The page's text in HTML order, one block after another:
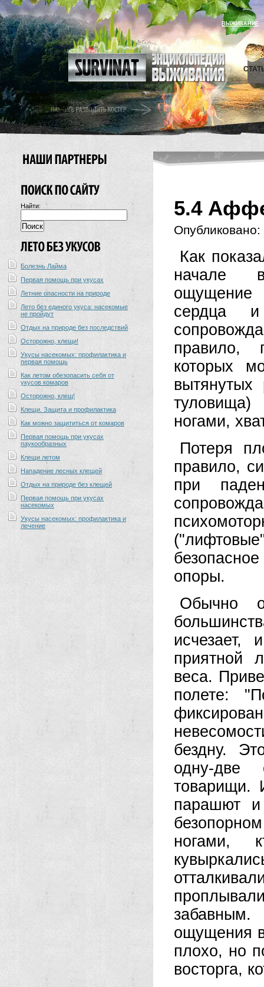
ВЫЖИВАНИЕ
Найти:
Болезнь Лайма
Первая помощь при укусах
Летние опасности на природе
Лето без единого укуса: насекомые
не пройдут
Отдых на природе без последствий
Осторожно, клещи!
Укусы насекомых: профилактика и
первая помощь
Как летом обезопасить себя от
укусов комаров
Осторожно, клещ!
Клещи. Защита и профилактика
Как можно защититься от комаров
Первая помощь при укусах
паукообразных
Клещи летом
Нападение лесных клещей
Отдых на природе без клещей
Первая помощь при укусах
насекомых
Укусы насекомых: профилактика и
лечение
5.4
Опубликовано:
Как
начале
ощущение
сердца и
правило,
которых
вытянутых
ногами,
Потеря
правило,
при
опоры.
Обычно
исчезает,
приятной
веса.
полете:
бездну.
одну-две
товарищи.
парашют
ногами,
забавным.
ощущения
плохо, но
восторга,